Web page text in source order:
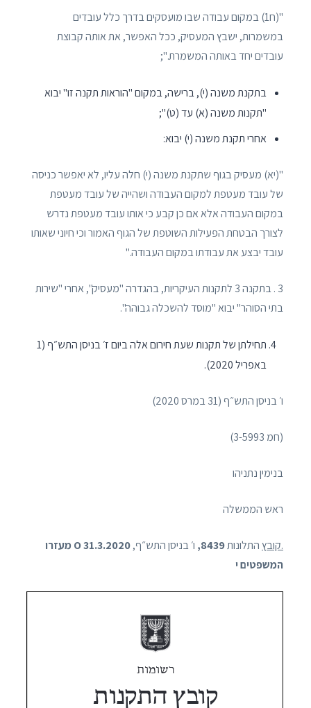
"(ח1) במקום עבודה שבו מועסקים בדרך כלל עובדים
במשמרות, ישבץ המעסיק, ככל האפשר, את אותה קבוצת
עובדים יחד באותה המשמרת.";
בתקנת משנה (י), ברישה, במקום "הוראות תקנה זו" יבוא
"תקנות משנה (א) עד (ט)";
אחרי תקנת משנה (י) יבוא:
"(יא) מעסיק בגוף שתקנת משנה (י) חלה עליו, לא יאפשר כניסה
של עובד מעטפת למקום העבודה ושהייה של עובד מעטפת
במקום העבודה אלא אם כן קבע כי אותו עובד מעטפת נדרש
לצורך הבטחת הפעילות השוטפת של הגוף האמור וכי חיוני שאותו
עובד יבצע את עבודתו במקום העבודה."
3 . בתקנה 3 לתקנות העיקריות, בהגדרה "מעסיק", אחרי "שירות
בתי הסוהר" יבוא "מוסד להשכלה גבוהה".
תחילתן של תקנות שעת חירום אלה ביום ז׳ בניסן התש״ף (1
באפריל 2020).
ו׳ בניסן התש״ף (31 במרס 2020)
(חמ 3-5993)
בנימין נתניהו
ראש הממשלה
.קובץ התלונות8439, ו׳ בניסן התש״ף,31.3.2020 O
מעזרו
המשפטים י